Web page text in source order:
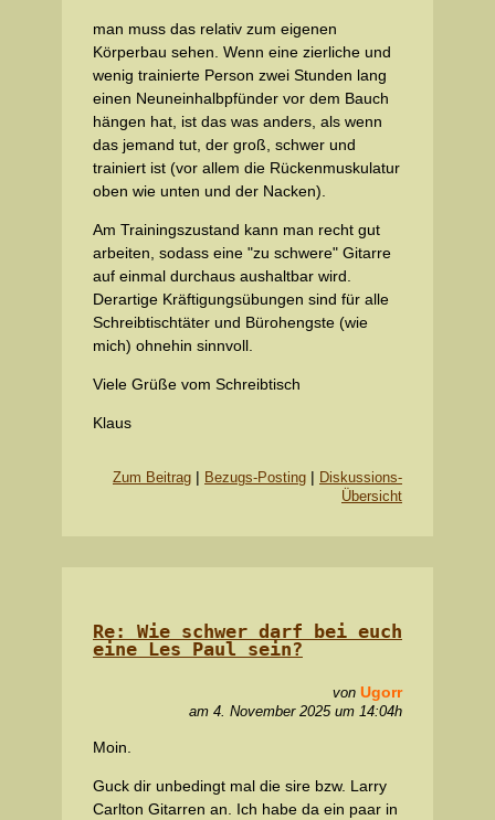
man muss das relativ zum eigenen
Körperbau sehen. Wenn eine zierliche und
wenig trainierte Person zwei Stunden lang
einen Neuneinhalbpfünder vor dem Bauch
hängen hat, ist das was anders, als wenn
das jemand tut, der groß, schwer und
trainiert ist (vor allem die Rückenmuskulatur
oben wie unten und der Nacken).
Am Trainingszustand kann man recht gut
arbeiten, sodass eine "zu schwere" Gitarre
auf einmal durchaus aushaltbar wird.
Derartige Kräftigungsübungen sind für alle
Schreibtischtäter und Bürohengste (wie
mich) ohnehin sinnvoll.
Viele Grüße vom Schreibtisch
Klaus
Zum Beitrag | Bezugs-Posting | Diskussions-
Übersicht
Re: Wie schwer darf bei euch
eine Les Paul sein?
von Ugorr
am 4. November 2025 um 14:04h
Moin.
Guck dir unbedingt mal die sire bzw. Larry
Carlton Gitarren an. Ich habe da ein paar in